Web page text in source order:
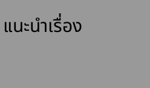
แนะนำเรื่อง